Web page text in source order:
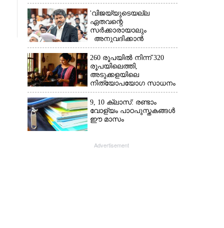
'വിജയ്‌യുടെയല്ല
ഏതവന്റെ
സർക്കാരായാലും
അനുവദിക്കാൻ
കഴിയില്ല;
മുല്ലപ്പെരിയാറിന്റെ
വെള്ളം കൂട്ടുന്നത്
മനസിൽ വച്ചാൽമതി'
260 രൂപയിൽ നിന്ന് 320
രൂപയിലെത്തി,
അടുക്കളയിലെ
നിത്യോപയോഗ സാധനം
വാങ്ങിയാൽ കൈപൊള്ളും
9, 10 ക്ലാസ്: രണ്ടാം
വോള്യം പാഠപുസ്തകങ്ങൾ
ഈ മാസം
Advertisement